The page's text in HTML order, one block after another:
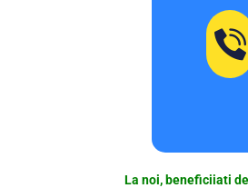
La noi, beneficiiati